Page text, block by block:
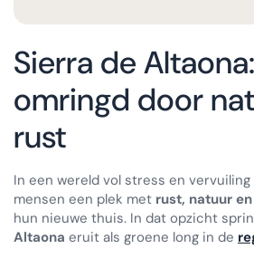
Sierra de
omringd door
rust
In een wereld vol stress en
mensen een plek met rust, natuur
hun nieuwe thuis. In dat opzicht
Altaona eruit als groene long in de